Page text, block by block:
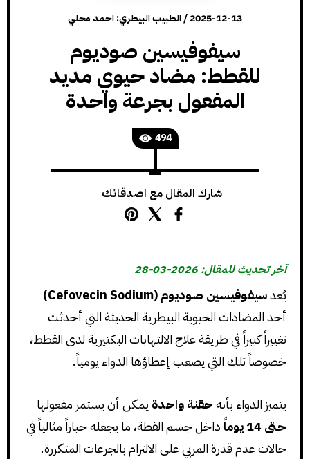
2025-12-13
/الطبيب البيطري: احمد محلي
سيفوفيسين صوديوم
للقطط: مضاد حيوي مديد
المفعول بجرعة واحدة
494
شارك المقال مع اصدقائك
آخر تحديث للمقال: 2026-03-28
يُعدسيفوفيسين صوديوم (Cefovecin Sodium)
أحد المضادات الحيوية البيطرية الحديثة التي أحدثت
تغييراً كبيراً في طريقة علاج الالتهابات البكتيرية لدى القطط،
خصوصاً تلك التي يصعب إعطاؤها الدواء يومياً.
يتميز الدواء بأنهحقنة واحدة يمكن أن يستمر مفعولها
حتى 14 يوماً
داخل جسم القطة، ما يجعله خياراً مثالياً في
حالات عدم قدرة المربي على الالتزام بالجرعات المتكررة.